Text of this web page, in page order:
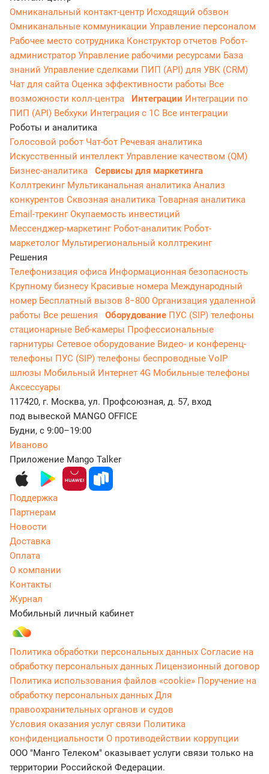
Омниканальный контакт-центр Исходящий обзвон
Омниканальные коммуникации Управление персоналом
Рабочее место сотрудника Конструктор отчетов Робот-
администратор Управление рабочими ресурсами База
знаний Управление сделками ПИП (API) для УВК (CRM)
Чат для сайта Оценка эффективности работы Все
возможности колл-центра
Интеграции Интеграции по
ПИП (API) Вебхуки Интеграция с 1С Все интеграции
Роботы и аналитика
Голосовой робот Чат-бот Речевая аналитика
Искусственный интеллект Управление качеством (QM)
Бизнес-аналитика
Сервисы для маркетинга
Коллтрекинг Мультиканальная аналитика Анализ
конкурентов Сквозная аналитика Товарная аналитика
Email-трекингОкупаемость инвестиций
Мессенджер‑маркетинг Робот-аналитик Робот-
маркетолог Мультирегиональный коллтрекинг
Решения
Телефонизация офиса Информационная безопасность
Крупному бизнесу Красивые номера Международный
номер Бесплатный вызов 8−800 Организация удаленной
работы Все решения Оборудование ПУС (SIP) телефоны
стационарные Веб-камеры Профессиональные
гарнитуры Сетевое оборудование Видео- и конференц-
телефоны ПУС (SIP) телефоны беспроводные VoIP
шлюзы Мобильный Интернет 4G Мобильные телефоны
Аксессуары
117420, г. Москва, ул. Профсоюзная, д. 57, вход
под вывеской MANGO OFFICE
Будни, с 9:00–19:00
Иваново
Приложение Mango Talker
Поддержка
Партнерам
Новости
Доставка
Оплата
О компании
Контакты
Журнал
Мобильный личный кабинет
Политика обработки персональных данных Согласие на
обработку персональных данных Лицензионный договор
Политика использования файлов «cookie» Поручение на
обработку персональных данных Для
правоохранительных органов и судов
Условия оказания услуг связи Политика
конфиденциальности О противодействии коррупции
ООО "Манго Телеком" оказывает услуги связи только на
территории Российской Федерации.